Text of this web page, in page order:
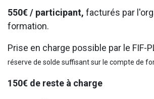
550€ / participant, facturés par
formation.
Prise en charge possible par le FIF-
réserve de solde suffisant sur le compte de
150€ de reste à charge